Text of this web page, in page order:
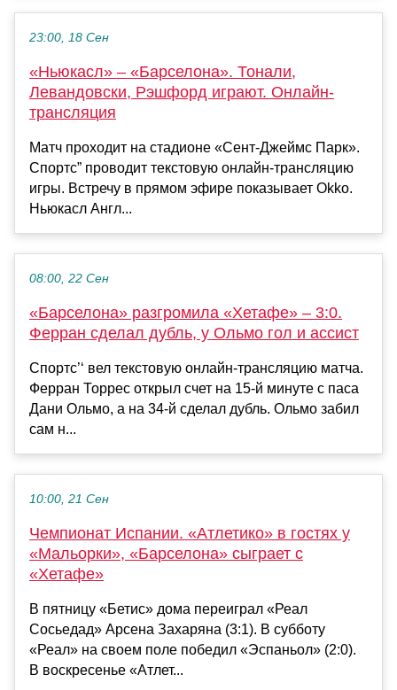
23:00, 18 Сен
«Ньюкасл» – «Барселона». Тонали,
Левандовски, Рэшфорд играют. Онлайн-
трансляция
Матч проходит на стадионе «Сент-Джеймс Парк».
Спортс” проводит текстовую онлайн-трансляцию
игры. Встречу в прямом эфире показывает Okko.
Ньюкасл Англ...
08:00, 22 Сен
«Барселона» разгромила «Хетафе» – 3:0.
Ферран сделал дубль, у Ольмо гол и ассист
Спортс’‘ вел текстовую онлайн-трансляцию матча.
Ферран Торрес открыл счет на 15-й минуте с паса
Дани Ольмо, а на 34-й сделал дубль. Ольмо забил
сам н...
10:00, 21 Сен
Чемпионат Испании. «Атлетико» в гостях у
«Мальорки», «Барселона» сыграет с
«Хетафе»
В пятницу «Бетис» дома переиграл «Реал
Сосьедад» Арсена Захаряна (3:1). В субботу
«Реал» на своем поле победил «Эспаньол» (2:0).
В воскресенье «Атлет...